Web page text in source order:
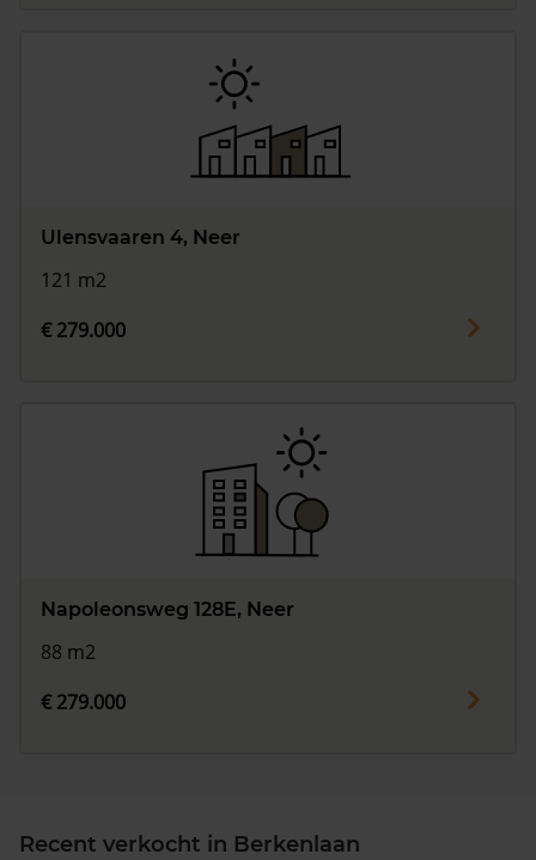
Ulensvaaren 4, Neer
121 m2
€ 279.000
Napoleonsweg 128E, Neer
88 m2
€ 279.000
Recent verkocht in Berkenlaan